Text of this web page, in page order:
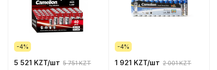
-4%
5 521 KZT/шт 5 751 KZT
-4%
1 921 KZT/шт 2 001 KZT